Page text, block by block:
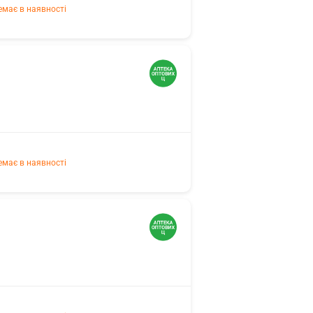
в наявності
в наявності